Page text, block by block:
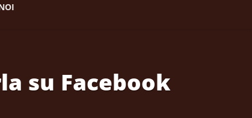
su Facebook